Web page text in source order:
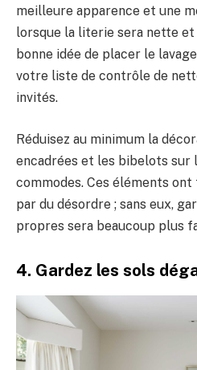
meilleure apparence et une
lorsque la literie sera nette et
bonne idée de placer le
votre liste de contrôle de
invités.
Réduisez au minimum la
encadrées et les bibelots sur
commodes. Ces éléments
par du désordre ; sans eux,
propres sera beaucoup plus
4. Gardez les sols